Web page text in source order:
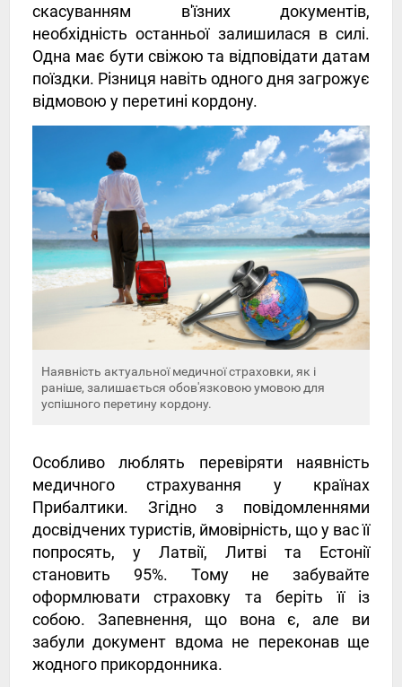
скасуванням в'їзних документів,
необхідність останньої залишилася в силі.
Одна має бути свіжою та відповідати датам
поїздки. Різниця навіть одного дня загрожує
відмовою у перетині кордону.
Наявність актуальної медичної страховки, як і
раніше, залишається обов'язковою умовою для
успішного перетину кордону.
Особливо люблять перевіряти наявність
медичного страхування у країнах
Прибалтики. Згідно з повідомленнями
досвідчених туристів, ймовірність, що у вас її
попросять, у Латвії, Литві та Естонії
становить 95%. Тому не забувайте
оформлювати страховку та беріть її із
собою. Запевнення, що вона є, але ви
забули документ вдома не переконав ще
жодного прикордонника.